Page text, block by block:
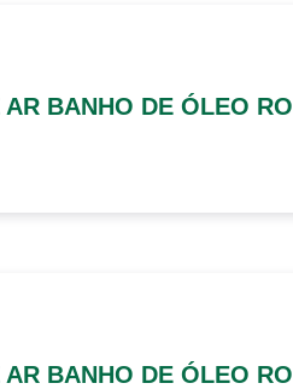
AR BANHO DE ÓLEO RO
AR BANHO DE ÓLEO RO